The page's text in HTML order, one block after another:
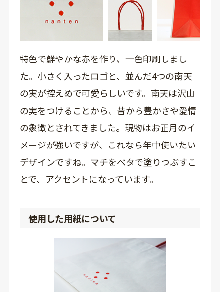
特色で鮮やかな赤を作り、一色印刷しまし
た。小さく入ったロゴと、並んだ4つの南天
の実が控えめで可愛らしいです。南天は沢山
の実をつけることから、昔から豊かさや愛情
の象徴とされてきました。現物はお正月のイ
メージが強いですが、これなら年中使いたい
デザインですね。マチをベタで塗りつぶすこ
とで、アクセントになっています。
使用した用紙について